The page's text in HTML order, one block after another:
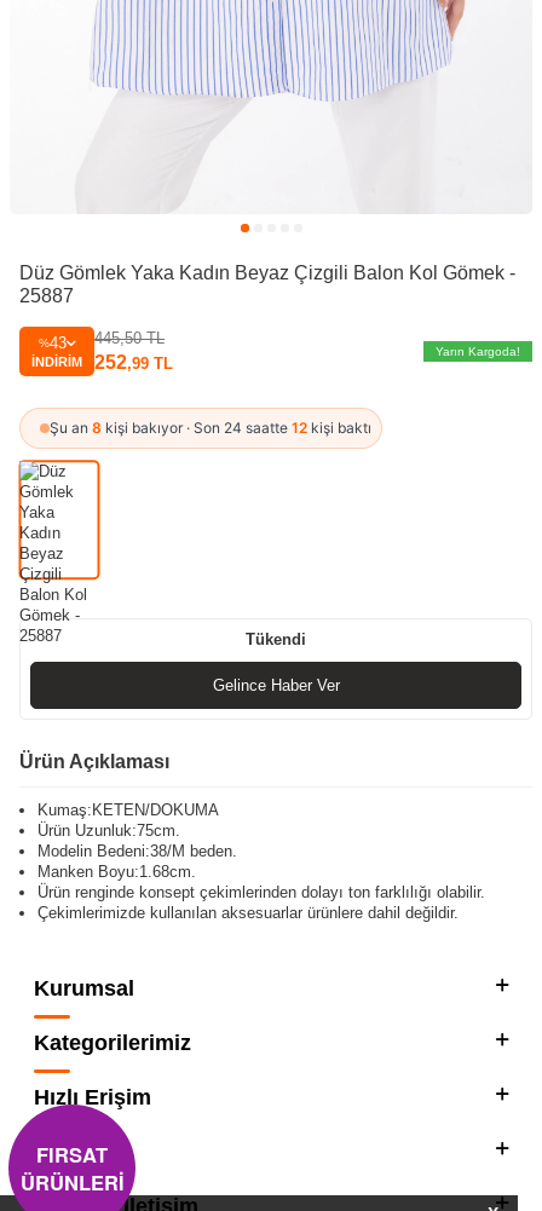
Düz Gömlek Yaka Kadın Beyaz Çizgili Balon Kol Gömek -
25887
%43
İNDIRIM
445,50TL
252,99 TL
Yarın Kargoda!
Şu an 8 kişi bakıyor · Son 24 saatte 12 kişi baktı
Tükendi
Gelince Haber Ver
Ürün Açıklaması
Kumaş:KETEN/DOKUMA
Ürün Uzunluk:75cm.
Modelin Bedeni:38/M beden.
Manken Boyu:1.68cm.
Ürün renginde konsept çekimlerinden dolayı ton farklılığı olabilir.
Çekimlerimizde kullanılan aksesuarlar ürünlere dahil değildir.
Kurumsal
Kategorilerimiz
Hızlı Erişim
Sosyal
Adres & İletişim
FIRSAT
ÜRÜNLERİ